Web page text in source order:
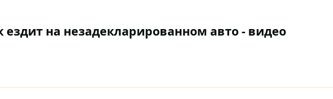
на незадекларированном авто - видео